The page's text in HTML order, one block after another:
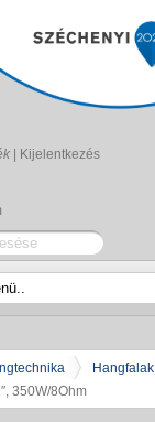
Kijelentkezés
Hangfalak
350W/8Ohm